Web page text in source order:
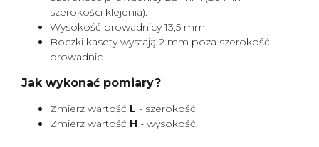
szerokości klejenia).
Wysokość prowadnicy 13,5 mm.
Boczki kasety wystają 2 mm poza szerokość
prowadnic.
Jak wykonać pomiary?
Zmierz wartość L - szerokość
Zmierz wartość H - wysokość